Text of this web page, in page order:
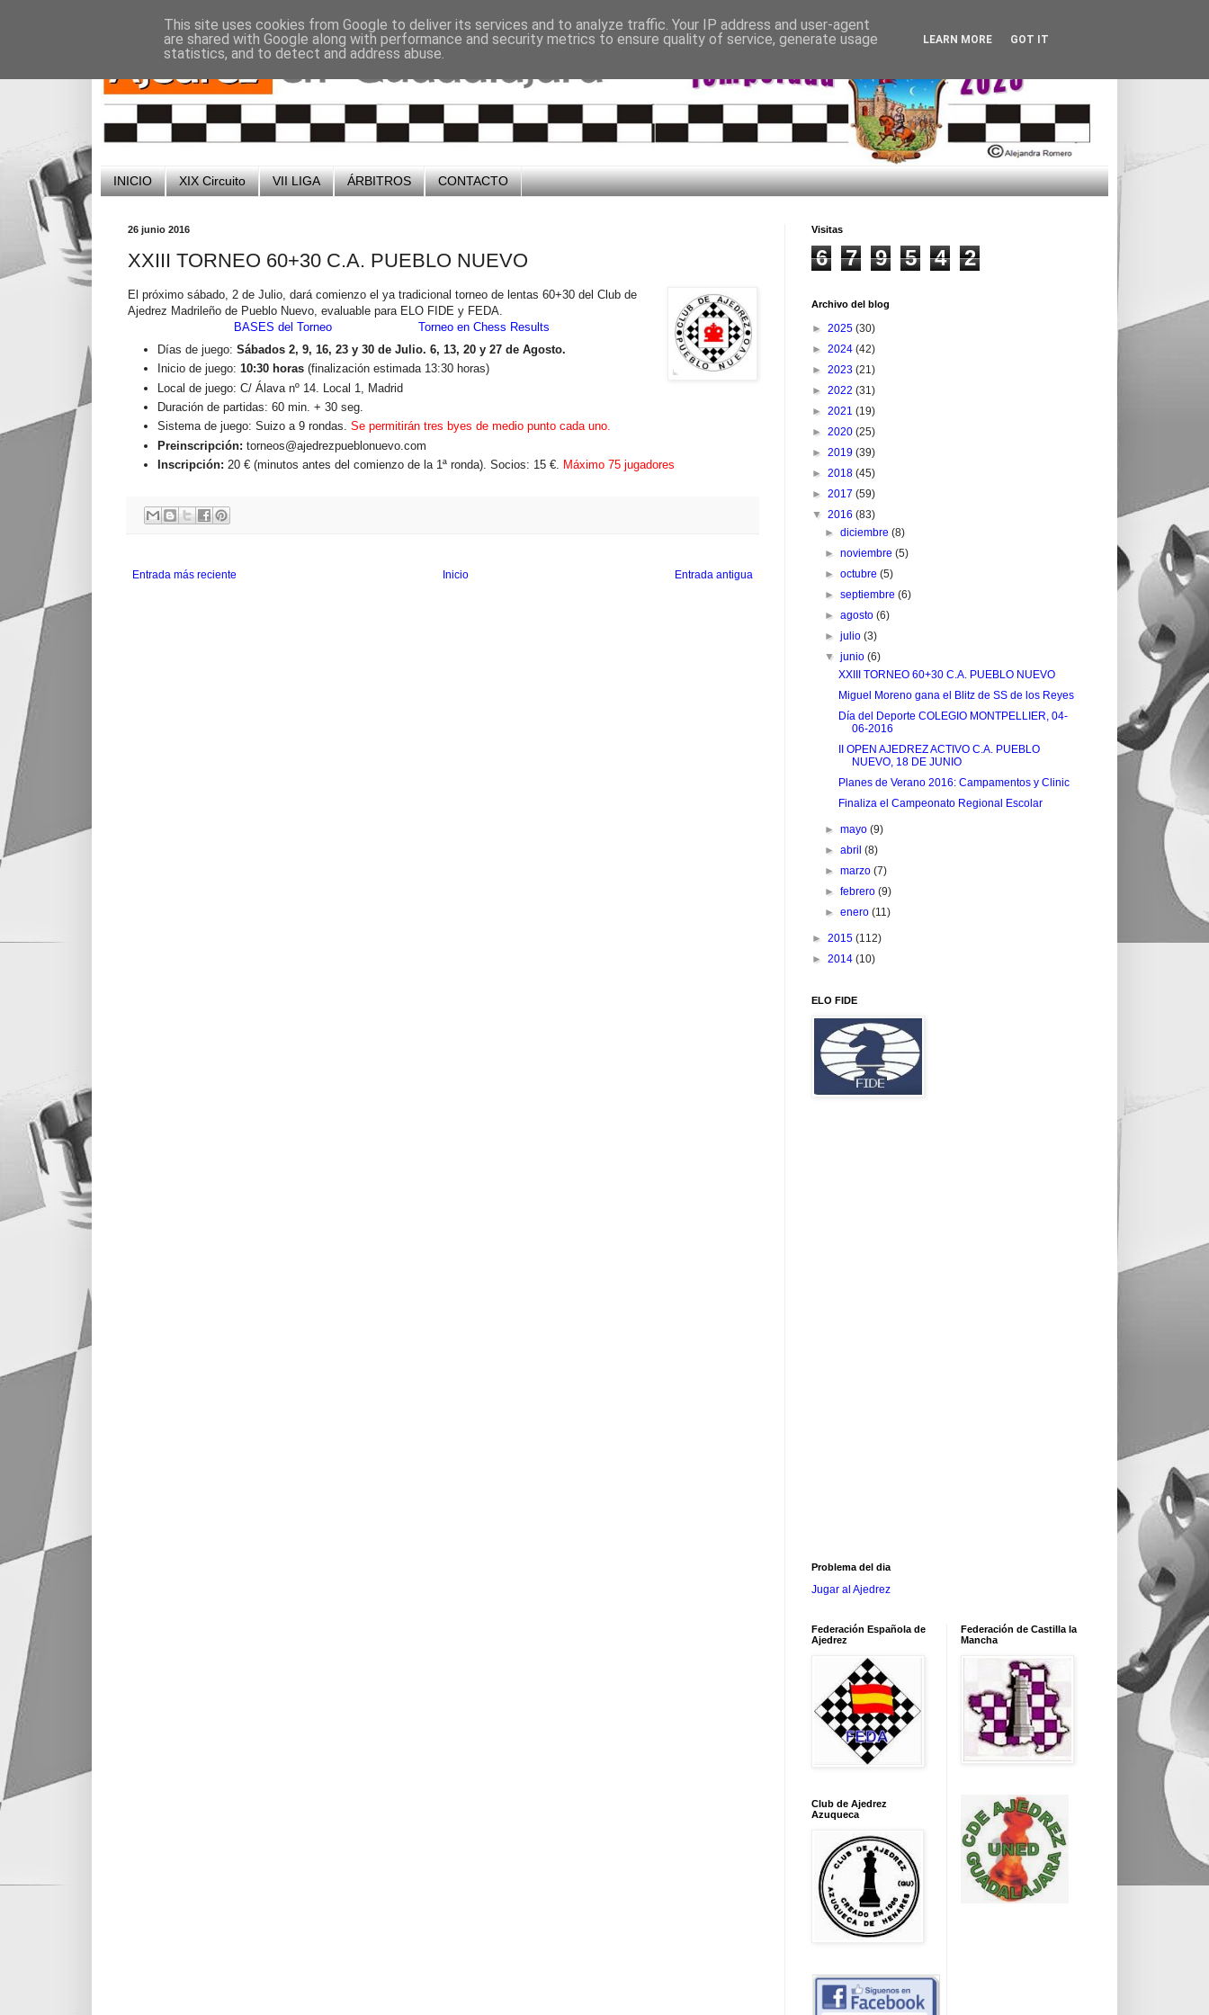
INICIO XIX Circuito VII LIGA ÁRBITROS CONTACTO
26 junio 2016
XXIII TORNEO 60+30 C.A. PUEBLO NUEVO
El próximo sábado, 2 de Julio, dará comienzo el ya tradicional torneo de lentas 60+30 del Club de
Ajedrez Madrileño de Pueblo Nuevo, evaluable para ELO FIDE y FEDA.
BASES del Torneo
Torneo en Chess Results
Días de juego: Sábados 2, 9, 16, 23 y 30 de Julio. 6, 13, 20 y 27 de Agosto.
Inicio de juego: 10:30 horas (finalización estimada 13:30 horas)
Local de juego: C/ Álava nº 14. Local 1, Madrid
Duración de partidas: 60 min. + 30 seg.
Sistema de juego: Suizo a 9 rondas. Se permitirán tres byes de medio punto cada uno.
Preinscripción: torneos@ajedrezpueblonuevo.com
Inscripción: 20 € (minutos antes del comienzo de la 1ª ronda). Socios: 15 €. Máximo 75 jugadores
Entrada más reciente Entrada antigua
Inicio
Visitas
6 7 9 5 4 2
Archivo del blog
► 2025 (30)
► 2024 (42)
► 2023 (21)
► 2022 (31)
► 2021 (19)
► 2020 (25)
► 2019 (39)
► 2018 (45)
► 2017 (59)
▼ 2016 (83)
►diciembre(8)
►noviembre(5)
►octubre(5)
►septiembre(6)
►agosto(6)
►julio(3)
▼junio(6)
XXIII TORNEO 60+30 C.A. PUEBLO NUEVO
Miguel Moreno gana el Blitz de SS de los Reyes
Día del Deporte COLEGIO MONTPELLIER, 04-
06-2016
II OPEN AJEDREZ ACTIVO C.A. PUEBLO
NUEVO, 18 DE JUNIO
Planes de Verano 2016: Campamentos y Clinic
Finaliza el Campeonato Regional Escolar
►mayo(9)
►abril(8)
►marzo(7)
►febrero(9)
►enero(11)
► 2015 (112)
► 2014 (10)
ELO FIDE
Problema del dia
Jugar al Ajedrez
Federación Española de
Ajedrez
Club de Ajedrez
Azuqueca
Federación de Castilla la
Mancha
This site uses cookies from Google to deliver its services and to analyze traffic. Your IP address and user-agent
are shared with Google along with performance and security metrics to ensure quality of service, generate usage
statistics, and to detect and address abuse.
LEARN MORE GOT IT